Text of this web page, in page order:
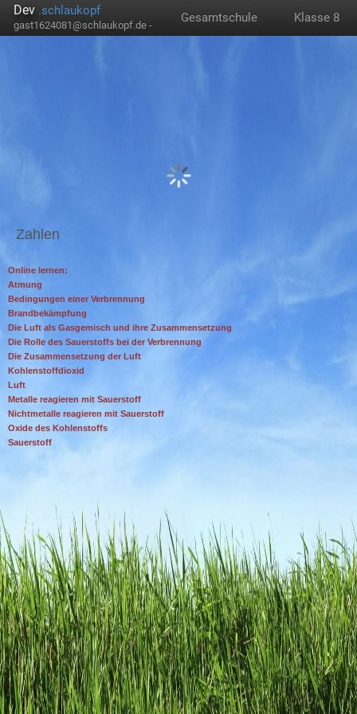
Dev .schlaukopf
gast1624081@schlaukopf.de -
Gesamtschule Klasse 8
Zahlen
Online lernen:
Atmung
Bedingungen einer Verbrennung
Brandbekämpfung
Die Luft als Gasgemisch und ihre Zusammensetzung
Die Rolle des Sauerstoffs bei der Verbrennung
Die Zusammensetzung der Luft
Kohlenstoffdioxid
Luft
Metalle reagieren mit Sauerstoff
Nichtmetalle reagieren mit Sauerstoff
Oxide des Kohlenstoffs
Sauerstoff